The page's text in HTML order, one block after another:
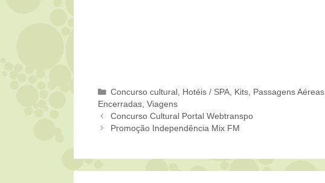
Categorias
Concurso cultural Hotéis / SPA Kits Passagens Aéreas
Encerradas Viagens
Concurso Cultural Portal Webtranspo
Promoção Independência Mix FM